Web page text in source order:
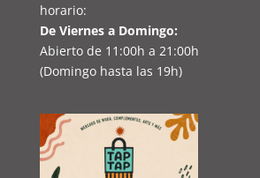
horario:
De Viernes a Domingo:
Abierto de 11:00h a 21:00h
(Domingo hasta las 19h)